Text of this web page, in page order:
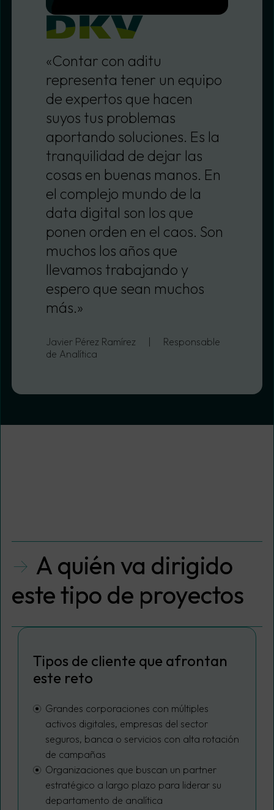
«Contar con aditu
representa tener un equipo
de expertos que hacen
suyos tus problemas
aportando soluciones. Es la
tranquilidad de dejar las
cosas en buenas manos. En
el complejo mundo de la
data digital son los que
ponen orden en el caos. Son
muchos los años que
llevamos trabajando y
espero que sean muchos
más.»
Javier Pérez Ramírez |
Responsable
de Analítica
A quién va dirigido
este tipo de proyectos
Tipos de cliente que afrontan
este reto
Grandes corporaciones con múltiples
activos digitales, empresas del sector
seguros, banca o servicios con alta rotación
de campañas
Organizaciones que buscan un partner
estratégico a largo plazo para liderar su
departamento de analítica